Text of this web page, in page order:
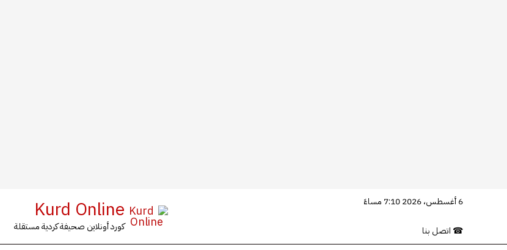
المحتوى
6 أغسطس، 2026 7:10 مساءً
☎ اتصل بنا
Kurd Online
كورد أونلاين صحيفة كردية مستقلة